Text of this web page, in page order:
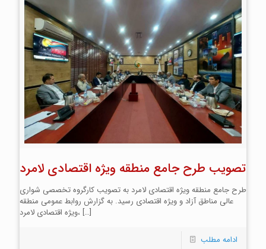
تصویب طرح جامع منطقه ویژه اقتصادی لامرد
طرح جامع منطقه ویژه اقتصادی لامرد به تصویب کارگروه تخصصی شواری
عالی مناطق آزاد و ویژه اقتصادی رسید. به گزارش روابط عمومی منطقه
ویژه اقتصادی لامرد، […]
ادامه مطلب